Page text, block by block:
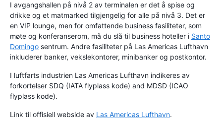
I avgangshallen på nivå 2 av terminalen er det å spise og
drikke og et matmarked tilgjengelig for alle på nivå 3. Det er
en VIP lounge, men for omfattende business fasiliteter, som
møte og konferanserom, må du slå til business hoteller i Santo
Domingo sentrum. Andre fasiliteter på Las Americas Lufthavn
inkluderer banker, vekslekontorer, minibanker og postkontor.
I luftfarts industrien Las Americas Lufthavn indikeres av
forkortelser SDQ (IATA flyplass kode) and MDSD (ICAO
flyplass kode).
Link til offisiell webside av Las Americas Lufthavn.